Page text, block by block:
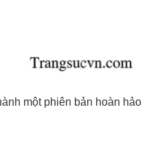
một phiên bản hoàn hảo